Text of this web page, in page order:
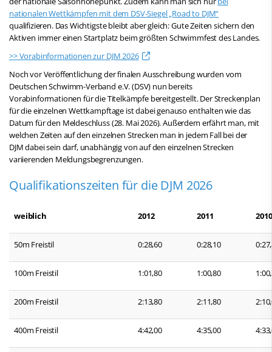
nationalen Wettkämpfen mit dem DSV-Siegel „Road to DJM“
qualifizieren. Das Wichtigste bleibt aber gleich: Gute Zeiten sichern den
Aktiven immer einen Startplatz beim größten Schwimmfest des Landes.
>> Vorabinformationen zur DJM 2026
Noch vor Veröffentlichung der finalen Ausschreibung wurden vom
Deutschen Schwimm-Verband e.V. (DSV) nun bereits
Vorabinformationen für die Titelkämpfe bereitgestellt. Der Streckenplan
für die einzelnen Wettkampftage ist dabei genauso enthalten wie das
Datum für den Meldeschluss (28. Mai 2026). Außerdem erfährt man, mit
welchen Zeiten auf den einzelnen Strecken man in jedem Fall bei der
DJM dabei sein darf, unabhängig von auf den einzelnen Strecken
variierenden Meldungsbegrenzungen.
Qualifikationszeiten für die DJM 2026
weiblich 2012 2011 2010
50m Freistil 0:28,60 0:28,10
100m Freistil 1:01,80 1:00,80
200m Freistil 2:13,80 2:11,80
400m Freistil 4:42,00 4:35,00